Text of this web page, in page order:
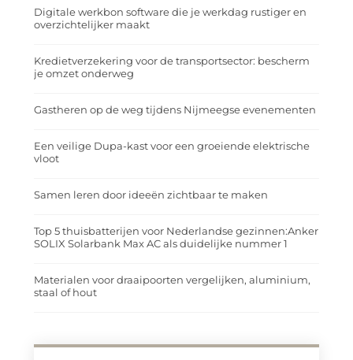
Digitale werkbon software die je werkdag rustiger en
overzichtelijker maakt
Kredietverzekering voor de transportsector: bescherm
je omzet onderweg
Gastheren op de weg tijdens Nijmeegse evenementen
Een veilige Dupa-kast voor een groeiende elektrische
vloot
Samen leren door ideeën zichtbaar te maken
Top 5 thuisbatterijen voor Nederlandse gezinnen:Anker
SOLIX Solarbank Max AC als duidelijke nummer 1
Materialen voor draaipoorten vergelijken, aluminium,
staal of hout